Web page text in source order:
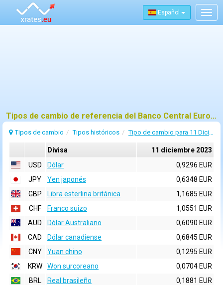
Español
Tipos de cambio de referencia del Banco Central Europeo (BCE) para 11 diciembre 2023
Tipos de cambio Tipos históricos Tipo de cambio para 11 Diciembre 2023
Divisa
11 diciembre 2023
USD
Dólar
0,9296 EUR
JPY
Yen japonés
0,6348 EUR
GBP
Libra esterlina británica
1,1685 EUR
CHF
Franco suizo
1,0551 EUR
AUD
Dólar Australiano
0,6090 EUR
CAD
Dólar canadiense
0,6845 EUR
CNY
Yuan chino
0,1295 EUR
KRW
Won surcoreano
0,0704 EUR
BRL
Real brasileño
0,1881 EUR